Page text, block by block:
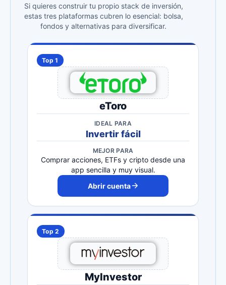
Si quieres construir tu propio stack de inversión,
estas tres plataformas cubren lo esencial: bolsa,
fondos y alternativas para diversificar.
Top 1
eToro
IDEAL PARA
Invertir fácil
MEJOR PARA
Comprar acciones, ETFs y cripto desde una
app sencilla y muy visual.
Abrir cuenta
Top 2
MyInvestor